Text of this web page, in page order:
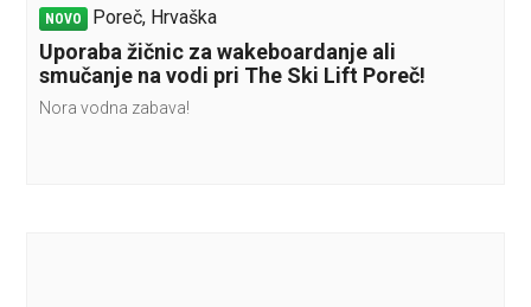
NOVO Poreč, Hrvaška
Uporaba žičnic za wakeboardanje ali
smučanje na vodi pri The Ski Lift Poreč!
Nora vodna zabava!